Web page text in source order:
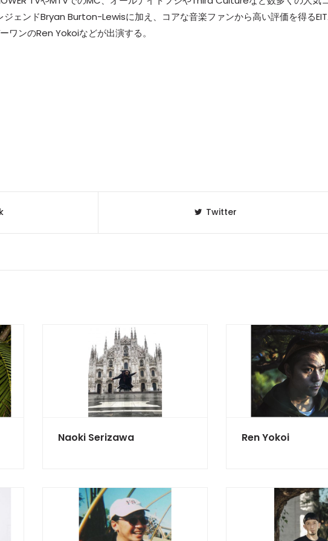
ジェンドBryan Burton-Lewisに加え、コアな音楽ファンから高い評価を得る
ワンのRen Yokoiなどが出演する。
Twitter
Naoki Serizawa Ren Yokoi